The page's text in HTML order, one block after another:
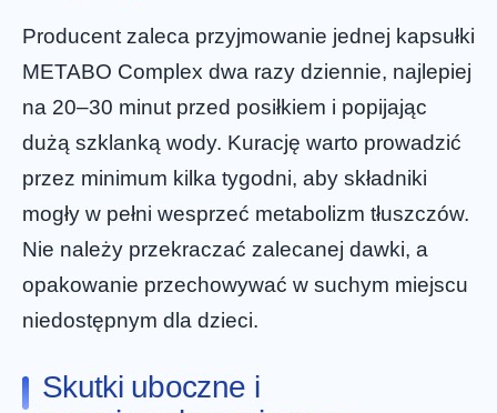
Producent zaleca przyjmowanie jednej kapsułki
METABO Complex dwa razy dziennie, najlepiej
na 20–30 minut przed posiłkiem i popijając
dużą szklanką wody. Kurację warto prowadzić
przez minimum kilka tygodni, aby składniki
mogły w pełni wesprzeć metabolizm tłuszczów.
Nie należy przekraczać zalecanej dawki, a
opakowanie przechowywać w suchym miejscu
niedostępnym dla dzieci.
Skutki uboczne i